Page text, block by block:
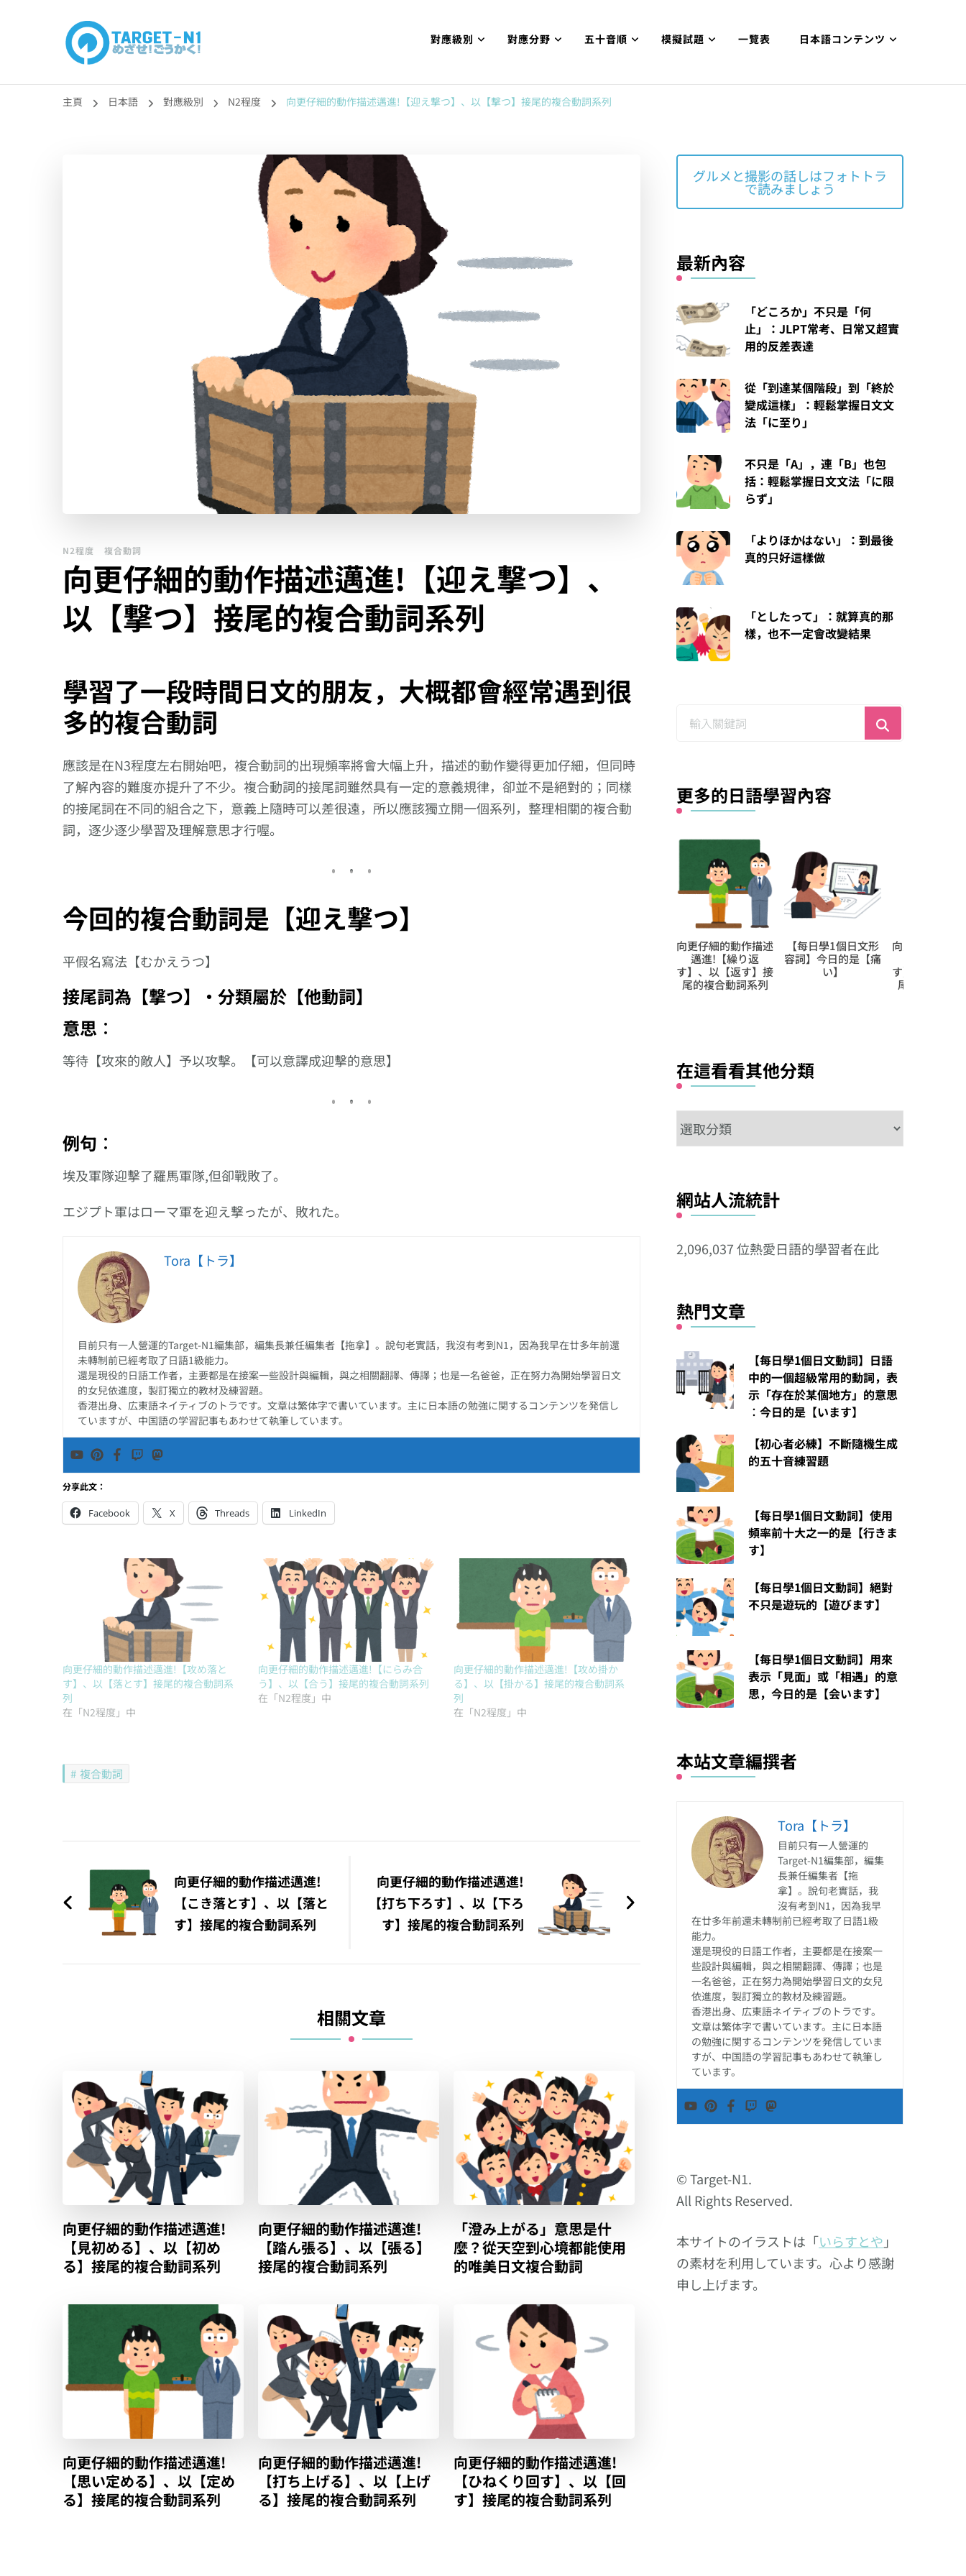
目標!!日本語能力試N1合格
對應級別 對應分野 五十音順 模擬試題 一覽表 日本語コンテンツ
主頁 日本語 對應級別 N2程度 向更仔細的動作描述邁進!【迎え撃つ】、以【撃つ】接尾的複合動詞系列
N2程度 複合動詞
向更仔細的動作描述邁進!【迎え撃つ】、
以【撃つ】接尾的複合動詞系列
學習了一段時間日文的朋友，大概都會經常遇到很
多的複合動詞
應該是在N3程度左右開始吧，複合動詞的出現頻率將會大幅上升，描述的動作變得更加仔細，但同時
了解內容的難度亦提升了不少。複合動詞的接尾詞雖然具有一定的意義規律，卻並不是絕對的；同樣
的接尾詞在不同的組合之下，意義上隨時可以差很遠，所以應該獨立開一個系列，整理相關的複合動
詞，逐少逐少學習及理解意思才行喔。
今回的複合動詞是【迎え撃つ】
平假名寫法【むかえうつ】
接尾詞為【撃つ】‧分類屬於【他動詞】
意思︰
等待【攻來的敵人】予以攻擊。【可以意譯成迎擊的意思】
例句︰
埃及軍隊迎擊了羅馬軍隊,但卻戰敗了。
エジプト軍はローマ軍を迎え撃ったが、敗れた。
Tora【トラ】
目前只有一人營運的Target-N1編集部，編集長兼任編集者【拖拿】。說句老實話，我沒有考到N1，因為我早在廿多年前還
未轉制前已經考取了日語1級能力。
還是現役的日語工作者，主要都是在接案一些設計與編輯，與之相關翻譯、傳譯；也是一名爸爸，正在努力為開始學習日文
的女兒依進度，製訂獨立的教材及練習題。
香港出身、広東語ネイティブのトラです。文章は繁体字で書いています。主に日本語の勉強に関するコンテンツを発信し
ていますが、中国語の学習記事もあわせて執筆しています。
分享此文：
Facebook X Threads LinkedIn
向更仔細的動作描述邁進!【攻め落と
す】、以【落とす】接尾的複合動詞系
列
在「N2程度」中
向更仔細的動作描述邁進!【にらみ合
う】、以【合う】接尾的複合動詞系列
在「N2程度」中
向更仔細的動作描述邁進!【攻め掛か
る】、以【掛かる】接尾的複合動詞系
列
在「N2程度」中
複合動詞
章
導
向更仔細的動作描述邁進!
【こき落とす】、以【落と
す】接尾的複合動詞系列
向更仔細的動作描述邁進!
【打ち下ろす】、以【下ろ
す】接尾的複合動詞系列
相關文章
向更仔細的動作描述邁進!
【見初める】、以【初め
る】接尾的複合動詞系列
向更仔細的動作描述邁進!
【踏ん張る】、以【張る】
接尾的複合動詞系列
「澄み上がる」意思是什
麼？從天空到心境都能使用
的唯美日文複合動詞
向更仔細的動作描述邁進!
【思い定める】、以【定め
る】接尾的複合動詞系列
向更仔細的動作描述邁進!
【打ち上げる】、以【上げ
る】接尾的複合動詞系列
向更仔細的動作描述邁進!
【ひねくり回す】、以【回
す】接尾的複合動詞系列
グルメと撮影の話しはフォトトラ
で読みましょう
最新內容
「どころか」不只是「何
止」：JLPT常考、日常又超實
用的反差表達
從「到達某個階段」到「終於
變成這樣」：輕鬆掌握日文文
法「に至り」
不只是「A」，連「B」也包
括：輕鬆掌握日文文法「に限
らず」
「よりほかはない」：到最後
真的只好這樣做
「としたって」：就算真的那
樣，也不一定會改變結果
更多的日語學習內容
【每日學1個日文形
容詞】今日的是【痛
い】
向更仔細的動作描述
邁進!【ぶっ放
す】、以【放す】接
用於【不定】的
程度一般名詞 | だ
在這看看其他分類
在
這
其
分
網站人流統計
2,096,037 位熱愛日語的學習者在此
熱門文章
【每日學1個日文動詞】日語
中的一個超級常用的動詞，表
示「存在於某個地方」的意思
︰今日的是【います】
【初心者必練】不斷隨機生成
的五十音練習題
【每日學1個日文動詞】使用
頻率前十大之一的是【行きま
す】
【每日學1個日文動詞】絕對
不只是遊玩的【遊びます】
【每日學1個日文動詞】用來
表示「見面」或「相遇」的意
思，今日的是【会います】
本站文章編撰者
Tora【トラ】
目前只有一人營運的
Target-N1編集部，編集
長兼任編集者【拖
拿】。說句老實話，我
沒有考到N1，因為我早
在廿多年前還未轉制前已經考取了日語1級
能力。
還是現役的日語工作者，主要都是在接案一
些設計與編輯，與之相關翻譯、傳譯；也是
一名爸爸，正在努力為開始學習日文的女兒
依進度，製訂獨立的教材及練習題。
香港出身、広東語ネイティブのトラです。
文章は繁体字で書いています。主に日本語
の勉強に関するコンテンツを発信していま
すが、中国語の学習記事もあわせて執筆し
ています。
© Target-N1.
All Rights Reserved.
本サイトのイラストは「いらすとや 」
の素材を利用しています。心より感謝
申し上げます。